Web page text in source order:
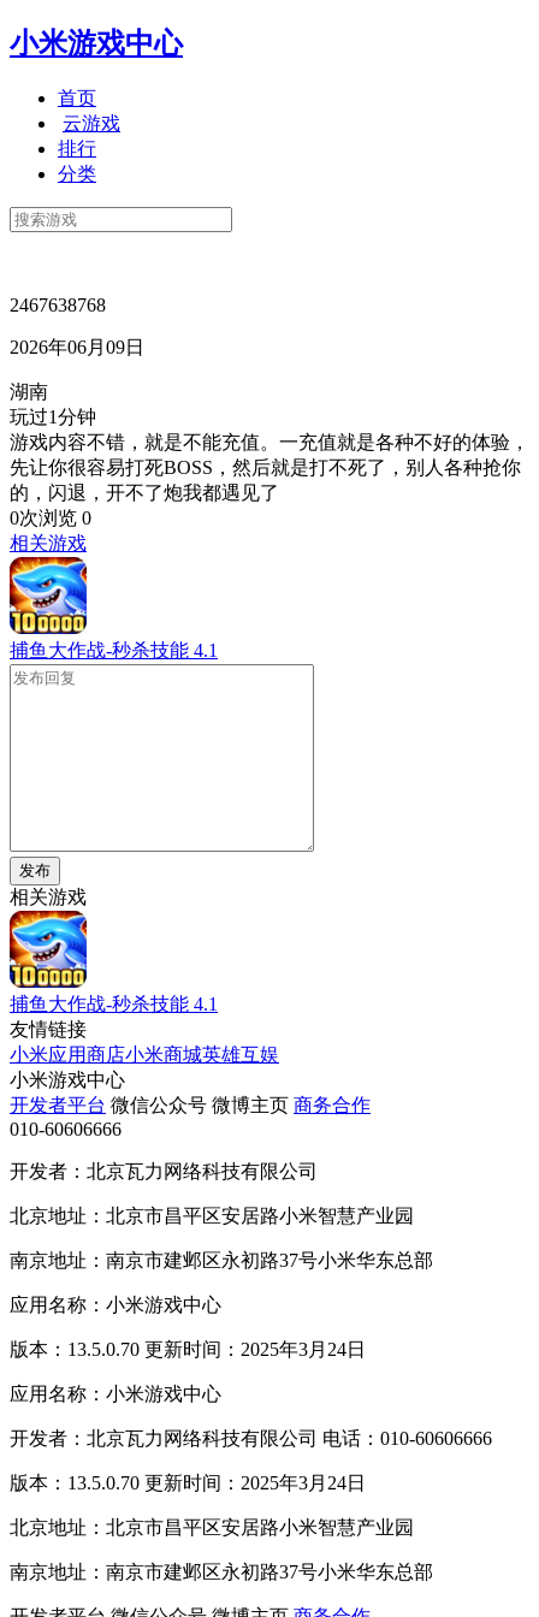
小米游戏中心
首页
云游戏
排行
分类
2467638768
2026年06月09日
湖南
玩过1分钟
游戏内容不错，就是不能充值。一充值就是各种不好的体验，
先让你很容易打死BOSS，然后就是打不死了，别人各种抢你
的，闪退，开不了炮我都遇见了
0次浏览 0
相关游戏
捕鱼大作战-秒杀技能 4.1
发布
相关游戏
捕鱼大作战-秒杀技能 4.1
友情链接
小米应用商店小米商城英雄互娱
小米游戏中心
开发者平台 微信公众号 微博主页 商务合作
010-60606666
开发者：北京瓦力网络科技有限公司
北京地址：北京市昌平区安居路小米智慧产业园
南京地址：南京市建邺区永初路37号小米华东总部
应用名称：小米游戏中心
版本：13.5.0.70 更新时间：2025年3月24日
应用名称：小米游戏中心
开发者：北京瓦力网络科技有限公司 电话：010-60606666
版本：13.5.0.70 更新时间：2025年3月24日
北京地址：北京市昌平区安居路小米智慧产业园
南京地址：南京市建邺区永初路37号小米华东总部